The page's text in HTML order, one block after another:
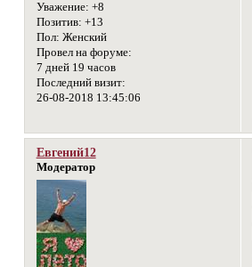
Уважение: +8
Позитив: +13
Пол: Женский
Провел на форуме:
7 дней 19 часов
Последний визит:
26-08-2018 13:45:06
Евгений12
Модератор